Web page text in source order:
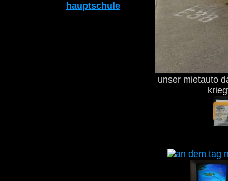
hauptschule
unser mietauto